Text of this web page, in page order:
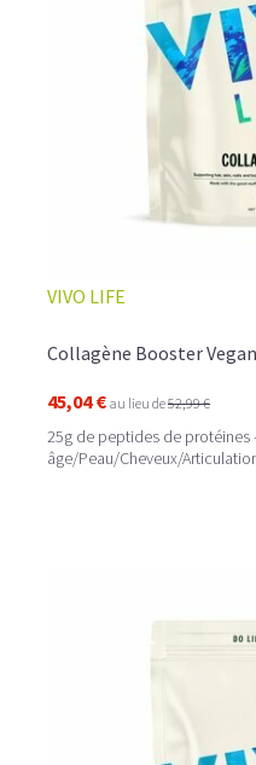
☕ LATTE MACCHIATO
Un café riche avec un
moment de pure
VIVO LIFE
Collagène Booster
45,04 € au lieu de52,99 €
25g de peptides de protéines
âge/Peau/Cheveux/